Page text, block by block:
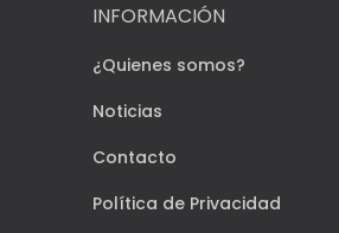
INFORMACIÓN
¿Quienes somos?
Noticias
Contacto
Política de Privacidad